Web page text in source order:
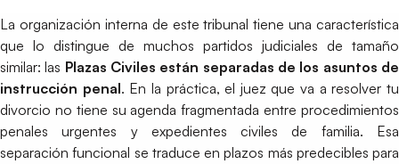
La organización interna de este tribunal tiene una característica
que lo distingue de muchos partidos judiciales de tamaño
similar: las Plazas Civiles están separadas de los asuntos de
instrucción penal. En la práctica, el juez que va a resolver tu
divorcio no tiene su agenda fragmentada entre procedimientos
penales urgentes y expedientes civiles de familia. Esa
separación funcional se traduce en plazos más predecibles para